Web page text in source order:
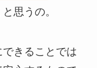
思うの。
きることでは